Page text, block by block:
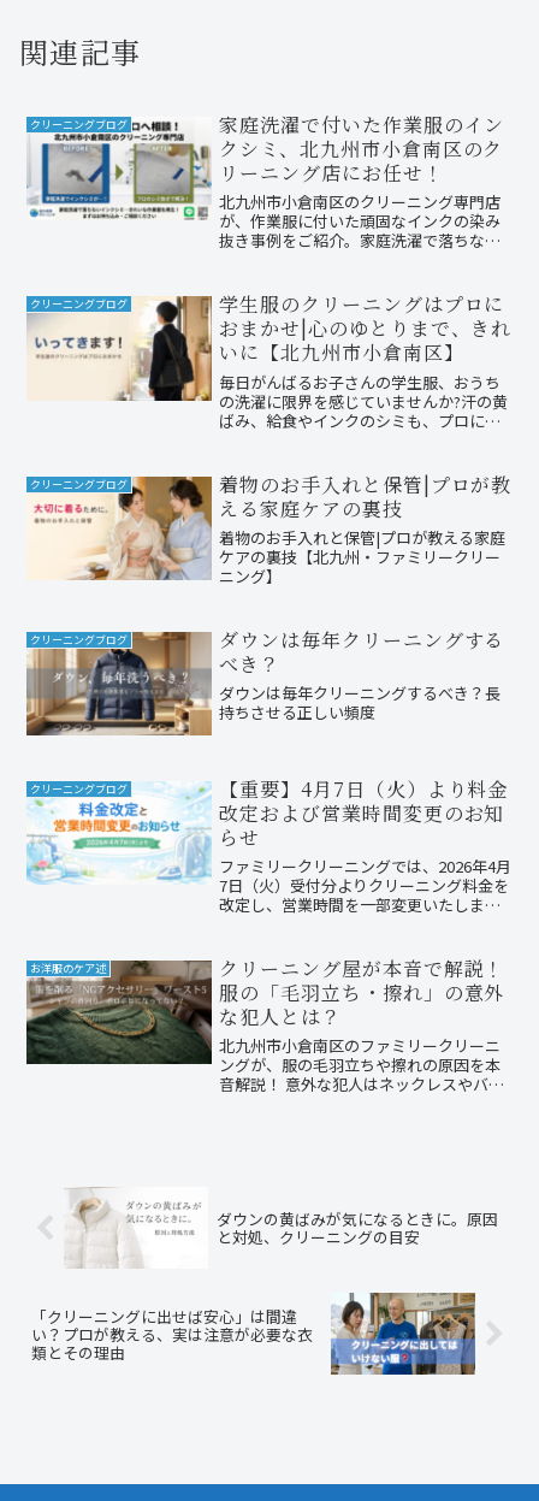
関連記事
クリーニングブログ
家庭洗濯で付いた作業服のイン
クシミ、北九州市小倉南区のク
リーニング店にお任せ！
北九州市小倉南区のクリーニング専門店
が、作業服に付いた頑固なインクの染み
抜き事例をご紹介。家庭洗濯で落ちな
切な仕事着を再生。LINEでの事前相談も
受付中です！
クリーニングブログ
学生服のクリーニングはプロに
おまかせ|心のゆとりまで、きれ
いに【北九州市小倉南区】
毎日がんばるお子さんの学生服、おうち
の洗濯に限界を感じていませんか?汗の黄
ばみ、給食やインクのシミも、プロにお
小倉南区)が、学生服を心のゆとりごとき
れいにします。試験など大事な日の前
も、小さなシミでもお気軽にご相談を。
クリーニングブログ
着物のお手入れと保管|プロが教
える家庭ケアの裏技
着物のお手入れと保管|プロが教える家庭
ケアの裏技【北九州・ファミリークリー
ニング】
クリーニングブログ
ダウンは毎年クリーニングする
べき？
ダウンは毎年クリーニングするべき？長
持ちさせる正しい頻度
クリーニングブログ
【重要】4月7日（火）より料金
改定および営業時間変更のお知
らせ
ファミリークリーニングでは、2026年4月
7日（火）受付分よりクリーニング料金を
改定し、営業時間を一部変更いたしま
します。
お洋服のケア述
クリーニング屋が本音で解説！
服の「毛羽立ち・擦れ」の意外
な犯人とは？
北九州市小倉南区のファミリークリーニ
ングが、服の毛羽立ちや擦れの原因を本
音解説！ 意外な犯人はネックレスやバッ
ダウンの黄ばみが気になるときに。原因
と対処、クリーニングの目安
「クリーニングに出せば安心」は間違
い？プロが教える、実は注意が必要な衣
類とその理由